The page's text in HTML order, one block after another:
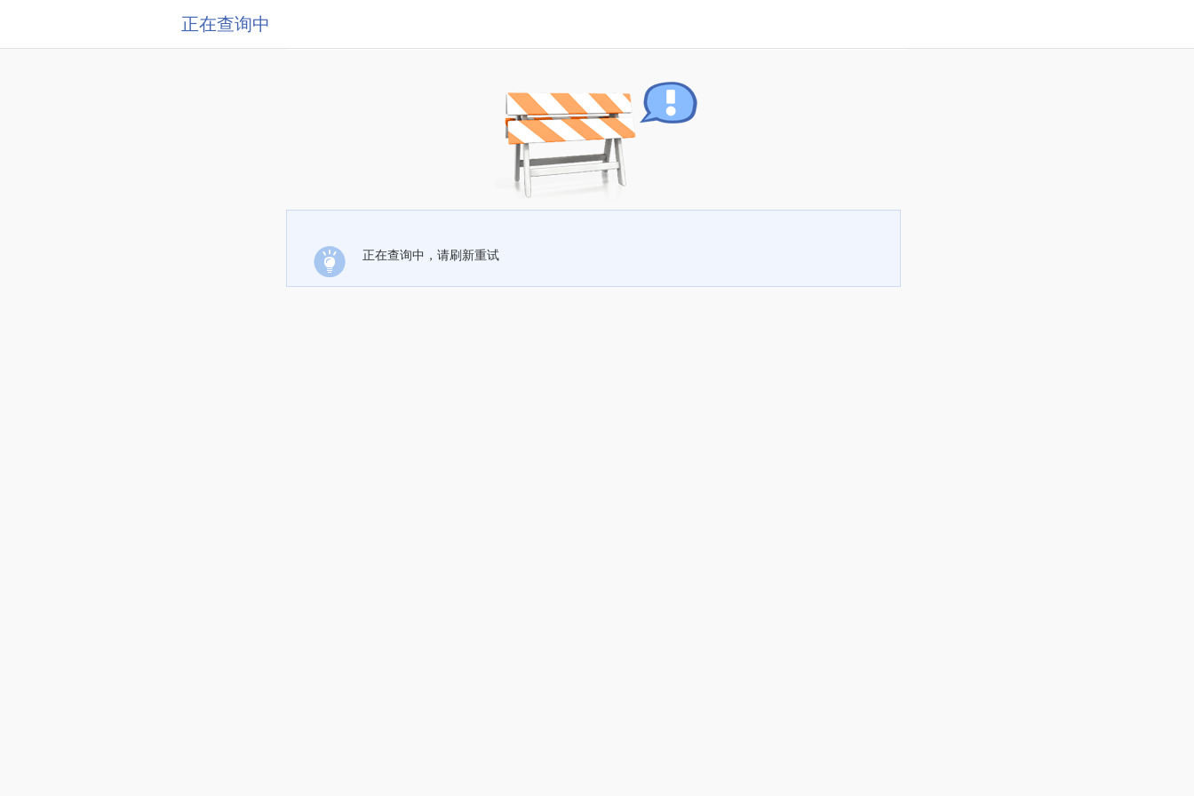
正在查询中
正在查询中，请刷新重试